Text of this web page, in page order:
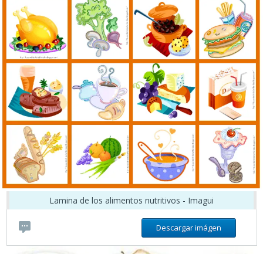
Lamina de los alimentos nutritivos - Imagui
Descargar imágen